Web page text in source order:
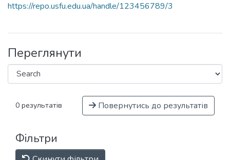
https://repo.usfu.edu.ua/handle/123456789/3
Переглянути
0 результатів Повернутись до результатів
Фільтри